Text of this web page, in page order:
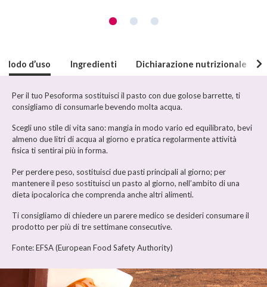
Modo d’uso Ingredienti Dichiarazione nutrizionale
Per il tuo Pesoforma sostituisci il pasto con due golose barrette, ti
consigliamo di consumarle bevendo molta acqua.
Scegli uno stile di vita sano: mangia in modo vario ed equilibrato, bevi
almeno due litri di acqua al giorno e pratica regolarmente attività
fisica ti sentirai più in forma.
Per perdere peso, sostituisci due pasti principali al giorno; per
mantenere il peso sostituisci un pasto al giorno, nell’ambito di una
dieta ipocalorica che comprenda anche altri alimenti.
Ti consigliamo di chiedere un parere medico se desideri consumare il
prodotto per più di tre settimane consecutive.
Fonte: EFSA (European Food Safety Authority)